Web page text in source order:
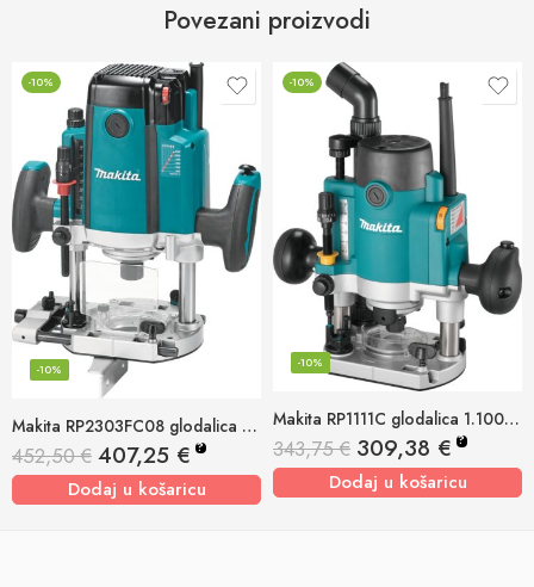
Povezani proizvodi
-10%
Makita RP2303FC08 glodalica 2.100w, 12mm
-10%
452,50€ 407,25 € ?
Dodaj u košaricu
-10%
Makita RP1111C glodalica 1.100w, 8mm
-10%
343,75€ 309,38 € ?
Dodaj u košaricu